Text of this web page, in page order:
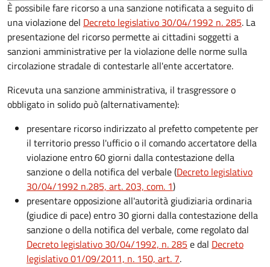
È possibile fare ricorso a una sanzione notificata a seguito di
una violazione del Decreto legislativo 30/04/1992 n. 285. La
presentazione del ricorso permette ai cittadini soggetti a
sanzioni amministrative per la violazione delle norme sulla
circolazione stradale di contestarle all'ente accertatore.
Ricevuta una sanzione amministrativa, il trasgressore o
obbligato in solido può (alternativamente):
presentare ricorso indirizzato al prefetto competente per
il territorio presso l'ufficio o il comando accertatore della
violazione entro 60 giorni dalla contestazione della
sanzione o della notifica del verbale (Decreto legislativo
30/04/1992 n.285, art. 203, com. 1)
presentare opposizione all'autorità giudiziaria ordinaria
(giudice di pace) entro 30 giorni dalla contestazione della
sanzione o della notifica del verbale, come regolato dal
Decreto legislativo 30/04/1992, n. 285 e dal Decreto
legislativo 01/09/2011, n. 150, art. 7.